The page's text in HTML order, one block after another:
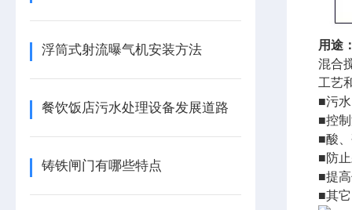
浮筒式射流曝气机安装方法
餐饮饭店污水处理设备发展道路
铸铁闸门有哪些特点
用途
混合
工艺
■污
■控
■酸
■防
■提
■其